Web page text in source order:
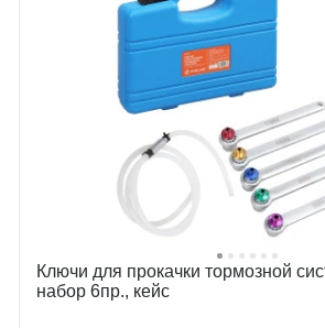
Ключи для прокачки тормозной
набор 6пр., кейс